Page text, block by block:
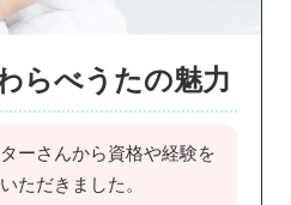
らべうたの魅力
ーさんから資格や経験を
ただきました。